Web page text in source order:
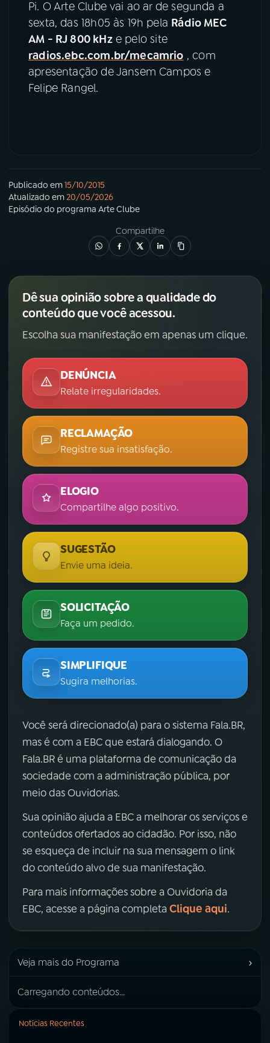
Pi. O Arte Clube vai ao ar de segunda a
sexta, das 18h05 às 19h pela Rádio MEC
AM - RJ 800 kHze pelo site
radios.ebc.com.br/mecamrio , com
apresentação de Jansem Campos e
Felipe Rangel.
Publicado em15/10/2015
Atualizado em20/05/2026
Episódio do programa Arte Clube
Compartilhe
Dê sua opinião sobre a qualidade do
conteúdo que você acessou.
Escolha sua manifestação em apenas um clique.
DENÚNCIA
Relate irregularidades.
RECLAMAÇÃO
Registre sua insatisfação.
ELOGIO
Compartilhe algo positivo.
SUGESTÃO
Envie uma ideia.
SOLICITAÇÃO
Faça um pedido.
SIMPLIFIQUE
Sugira melhorias.
Você será direcionado(a) para o sistema Fala.BR,
mas é com a EBC que estará dialogando. O
Fala.BR é uma plataforma de comunicação da
sociedade com a administração pública, por
meio das Ouvidorias.
Sua opinião ajuda a EBC a melhorar os serviços e
conteúdos ofertados ao cidadão. Por isso, não
se esqueça de incluir na sua mensagem o link
do conteúdo alvo de sua manifestação.
Para mais informações sobre a Ouvidoria da
EBC, acesse a página completa Clique aqui.
Veja mais do Programa ›
Carregando conteúdos...
Notícias Recentes